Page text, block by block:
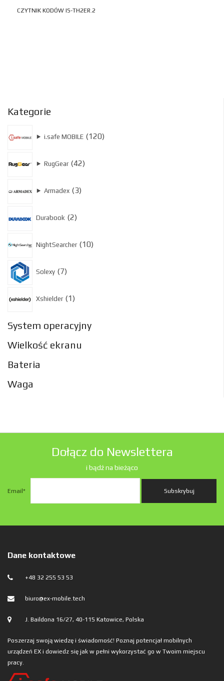
CZYTNIK KODÓW IS-TH2ER.2
Kategorie
⯈ i.safe MOBILE 120
⯈ RugGear 42
⯈ Armadex 3
Durabook 2
NightSearcher 10
Solexy 7
Xshielder 1
System operacyjny
Wielkość ekranu
Bateria
Waga
Dołącz do Newslettera
i bądź na bieżąco
Email *
Dane kontaktowe
+48 32 255 53 53
biuro@ex-mobile.tech
J. Baildona 16/27, 40-115 Katowice, Polska
Poszerzaj swoją wiedzę i świadomość! Poznaj potencjał mobilnych
urządzeń EX i dowiedz się jak w pełni wykorzystać go w Twoim miejscu
pracy.